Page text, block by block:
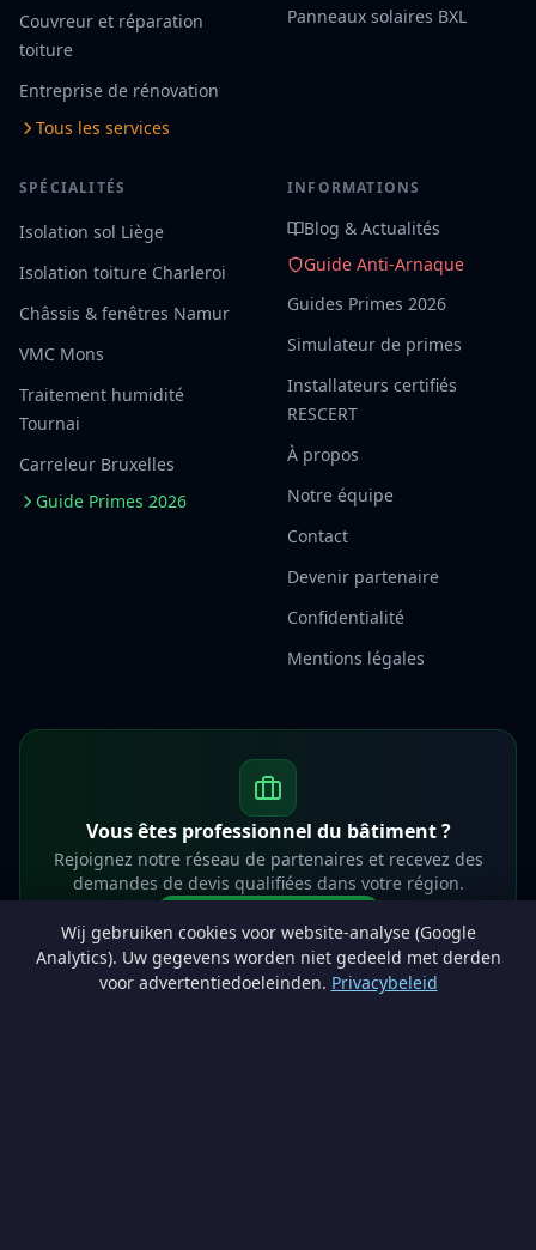
Wij gebruiken cookies voor website-analyse (Google
Analytics). Uw gegevens worden niet gedeeld met derden
voor advertentiedoeleinden. Privacybeleid
Couvreur et réparation
toiture
Entreprise de rénovation
Tous les services
Panneaux solaires BXL
SPÉCIALITÉS
Isolation sol Liège
Isolation toiture Charleroi
Châssis & fenêtres Namur
VMC Mons
Traitement humidité
Tournai
Carreleur Bruxelles
Guide Primes 2026
INFORMATIONS
Blog & Actualités
Guide Anti-Arnaque
Guides Primes 2026
Simulateur de primes
Installateurs certifiés
RESCERT
À propos
Notre équipe
Contact
Devenir partenaire
Confidentialité
Mentions légales
Vous êtes professionnel du bâtiment ?
Rejoignez notre réseau de partenaires et recevez des
demandes de devis qualifiées dans votre région.
info@lesprosdemaville.be